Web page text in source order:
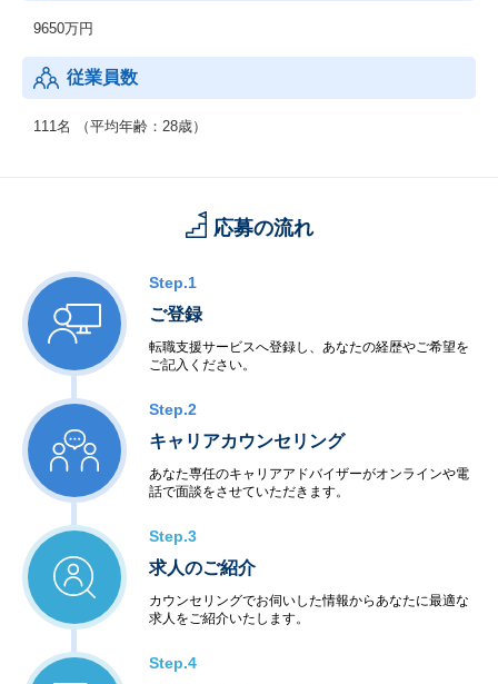
9650万円
従業員数
111名 （平均年齢：28歳）
応募の流れ
Step.1
ご登録
転職支援サービスへ登録し、あなたの経歴やご希望を
ご記入ください。
Step.2
キャリアカウンセリング
あなた専任のキャリアアドバイザーがオンラインや電
話で面談をさせていただきます。
Step.3
求人のご紹介
カウンセリングでお伺いした情報からあなたに最適な
求人をご紹介いたします。
Step.4